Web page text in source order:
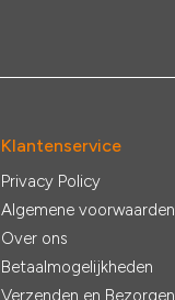
Klantenservice
Privacy Policy
Algemene voorwaarden
Over ons
Betaalmogelijkheden
Verzenden en Bezorgen